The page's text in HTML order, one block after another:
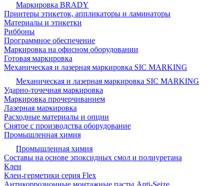
Маркировка BRADY
Принтеры этикеток, аппликаторы и ламинаторы
Материалы и этикетки
Риббоны
Программное обеспечение
Маркировка на офисном оборудовании
Готовая маркировка
Механическая и лазерная маркировка SIC MARKING
Механическая и лазерная маркировка SIC MARKING
Ударно-точечная маркировка
Маркировка прочерчиванием
Лазерная маркировка
Расходные материалы и опции
Снятое с производства оборудование
Промышленная химия
Промышленная химия
Составы на основе эпоксидных смол и полиуретана
Клеи
Клеи-герметики серия Flex
Антикоррозионные монтажные пасты Anti-Seize